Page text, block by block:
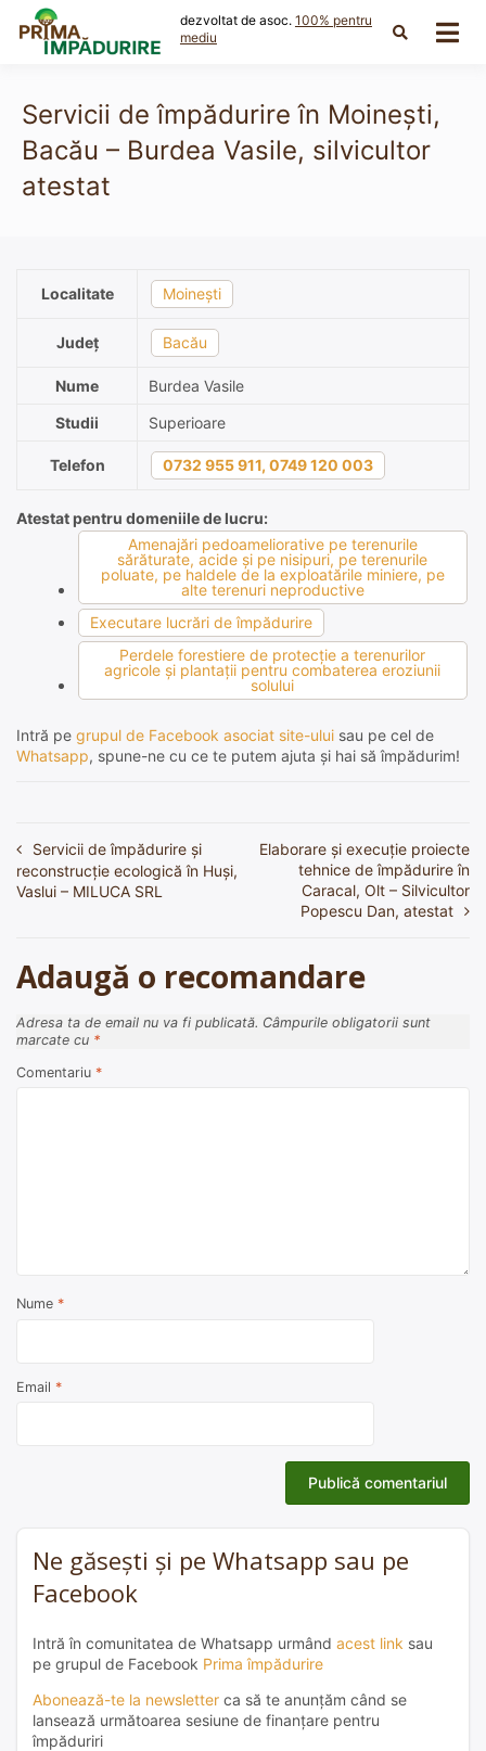
content
dezvoltat de asoc. 100% pentru
mediu
Servicii de împădurire în Moinești,
Bacău – Burdea Vasile, silvicultor
atestat
Localitate Moinești
Județ Bacău
Nume
Burdea Vasile
Studii
Superioare
Telefon 0732 955 911, 0749 120 003
Atestat pentru domeniile de lucru:
Amenajări pedoameliorative pe terenurile
sărăturate, acide şi pe nisipuri, pe terenurile
poluate, pe haldele de la exploatările miniere, pe
alte terenuri neproductive
Executare lucrări de împădurire
Perdele forestiere de protecţie a terenurilor
agricole şi plantaţii pentru combaterea eroziunii
solului
Intră pe grupul de Facebook asociat site-ului sau pe cel de
Whatsapp, spune-ne cu ce te putem ajuta și hai să împădurim!
Navigare
în
Servicii de împădurire și
reconstrucție ecologică în Huși,
Vaslui – MILUCA SRL
Elaborare și execuție proiecte
tehnice de împădurire în
Caracal, Olt – Silvicultor
Popescu Dan, atestat
Adaugă o recomandare
Adresa ta de email nu va fi publicată. Câmpurile obligatorii sunt
marcate cu *
Comentariu *
Nume *
Email *
Ne găsești și pe Whatsapp sau pe
Facebook
Intră în comunitatea de Whatsapp urmând acest link sau
pe grupul de Facebook Prima împădurire
Abonează-te la newsletter ca să te anunțăm când se
lansează următoarea sesiune de finanțare pentru
împăduriri